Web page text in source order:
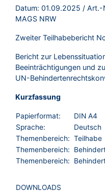
Datum: 01.09.2025 / Art.-
MAGS NRW
Zweiter Teilhabebericht
Bericht zur
Beeinträchtigungen und
UN-
Kurzfassung
Papierformat:
DIN A4
Sprache:
Deutsch
Themenbereich: Teilhabe
Themenbereich:
Themenbereich:
DOWNLOADS